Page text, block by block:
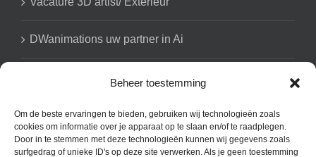
Beheer toestemming
Om de beste ervaringen te bieden, gebruiken wij technologieën zoals
cookies om informatie over je apparaat op te slaan en/of te raadplegen.
Door in te stemmen met deze technologieën kunnen wij gegevens zoals
surfgedrag of unieke ID's op deze site verwerken. Als je geen toestemming
DWanimations uw partner in Ai